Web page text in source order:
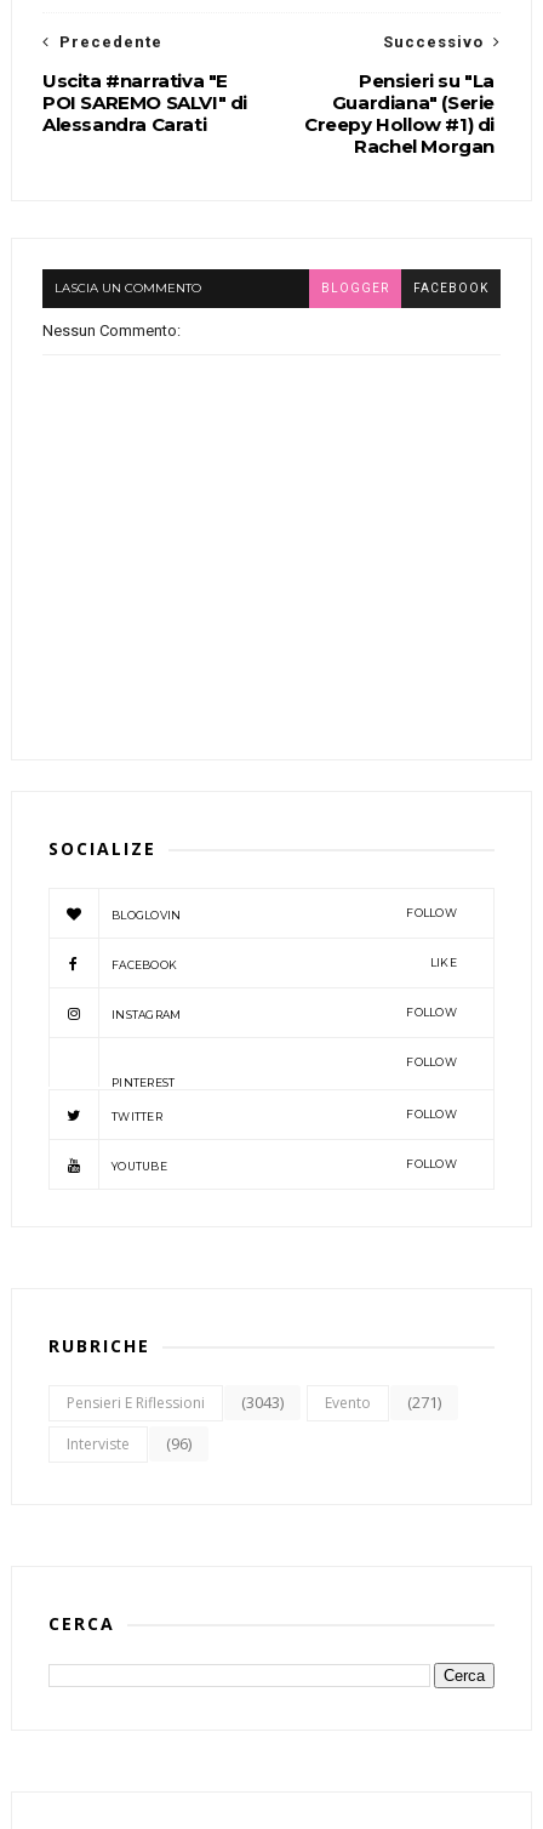
Successivo
Pensieri su "La
Guardiana" (Serie
Creepy Hollow #1) di
Rachel Morgan
Precedente
Uscita #narrativa "E
POI SAREMO SALVI" di
Alessandra Carati
LASCIA UN COMMENTO BLOGGER FACEBOOK
Nessun Commento:
SOCIALIZE
BLOGLOVIN FOLLOW
FACEBOOK LIKE
INSTAGRAM FOLLOW
PINTEREST
FOLLOW
TWITTER FOLLOW
YOUTUBE FOLLOW
RUBRICHE
Pensieri E Riflessioni (3043) Evento (271)
Interviste (96)
CERCA